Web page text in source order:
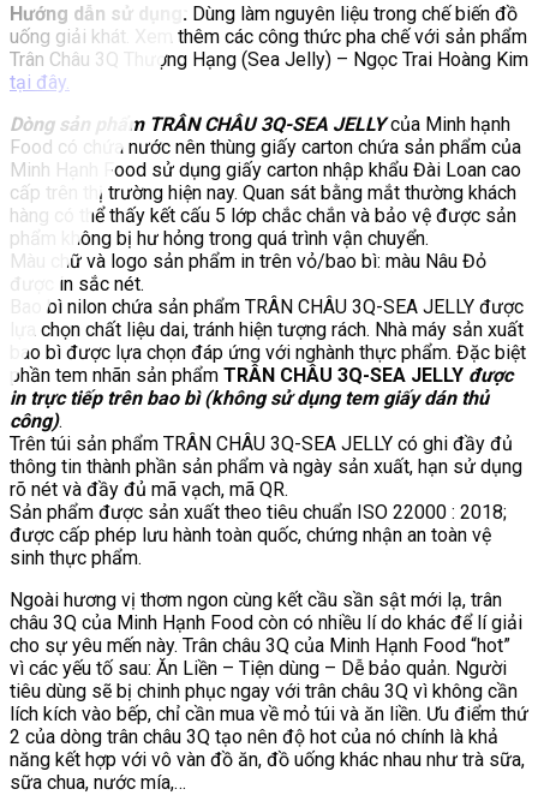
Hướng dẫn sử dụng: Dùng làm nguyên liệu trong chế biến đồ
uống giải khát. Xem thêm các công thức pha chế với sản phẩm
Trân Châu 3Q Thượng Hạng (Sea Jelly) – Ngọc Trai Hoàng Kim
tại đây.
Dòng sản phẩm TRÂN CHÂU 3Q-SEA JELLYcủa Minh hạnh
Food có chứa nước nên thùng giấy carton chứa sản phẩm của
Minh Hạnh Food sử dụng giấy carton nhập khẩu Đài Loan cao
cấp trên thị trường hiện nay. Quan sát bằng mắt thường khách
hàng có thể thấy kết cấu 5 lớp chắc chắn và bảo vệ được sản
phẩm không bị hư hỏng trong quá trình vận chuyển.
Màu chữ và logo sản phẩm in trên vỏ/bao bì: màu Nâu Đỏ
được in sắc nét.
Bao bì nilon chứa sản phẩm TRÂN CHÂU 3Q-SEA JELLY được
lựa chọn chất liệu dai, tránh hiện tượng rách. Nhà máy sản xuất
bao bì được lựa chọn đáp ứng với nghành thực phẩm. Đặc biệt
phần tem nhãn sản phẩm TRÂN CHÂU 3Q-SEA JELLY được
in trực tiếp trên bao bì (không sử dụng tem giấy dán thủ
công).
Trên túi sản phẩm TRÂN CHÂU 3Q-SEA JELLY có ghi đầy đủ
thông tin thành phần sản phẩm và ngày sản xuất, hạn sử dụng
rõ nét và đầy đủ mã vạch, mã QR.
Sản phẩm được sản xuất theo tiêu chuẩn ISO 22000 : 2018;
được cấp phép lưu hành toàn quốc, chứng nhận an toàn vệ
sinh thực phẩm.
Ngoài hương vị thơm ngon cùng kết cầu sần sật mới lạ, trân
châu 3Q của Minh Hạnh Food còn có nhiều lí do khác để lí giải
cho sự yêu mến này. Trân châu 3Q của Minh Hạnh Food “hot”
vì các yếu tố sau: Ăn Liền – Tiện dùng – Dễ bảo quản. Người
tiêu dùng sẽ bị chinh phục ngay với trân châu 3Q vì không cần
lích kích vào bếp, chỉ cần mua về mỏ túi và ăn liền. Ưu điểm thứ
2 của dòng trân châu 3Q tạo nên độ hot của nó chính là khả
năng kết hợp với vô vàn đồ ăn, đồ uống khác nhau như trà sữa,
sữa chua, nước mía,…